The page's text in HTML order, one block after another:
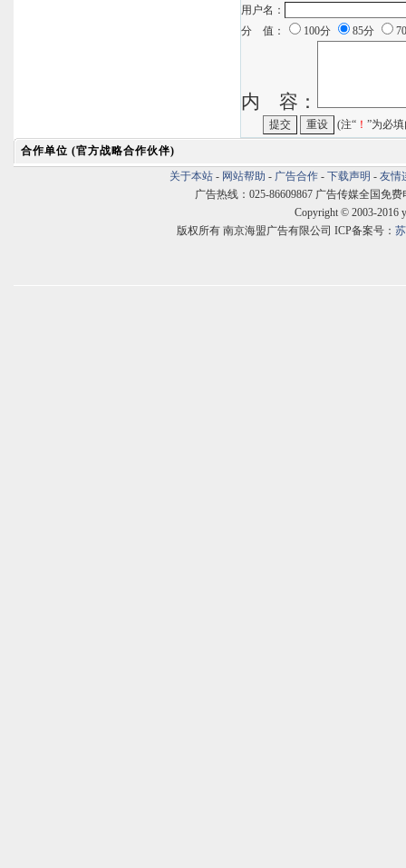
用户名：
分 值：
100分 85分
内 容：
(注“ ！ ”为必
合作单位 (官方战略合作伙伴)
关于本站 - 网站帮助 - 广告合作 - 下载声明 - 友情
广告热线：025-86609867 广告传媒全国免费
Copyright © 2003-2016
版权所有 南京海盟广告有限公司 ICP备案号：